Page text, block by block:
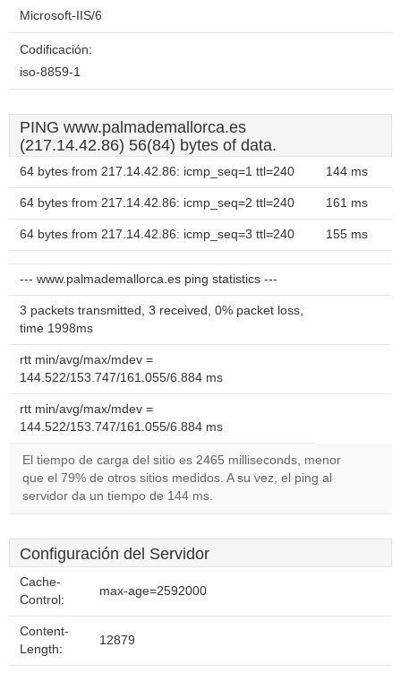
Microsoft-IIS/6
Codificación:
iso-8859-1
PING www.palmademallorca.es
(217.14.42.86) 56(84) bytes of data.
64 bytes from 217.14.42.86: icmp_seq=1 ttl=240 144 ms
64 bytes from 217.14.42.86: icmp_seq=2 ttl=240 161 ms
64 bytes from 217.14.42.86: icmp_seq=3 ttl=240 155 ms
--- www.palmademallorca.es ping statistics ---
3 packets transmitted, 3 received, 0% packet loss,
time 1998ms
rtt min/avg/max/mdev =
144.522/153.747/161.055/6.884 ms
rtt min/avg/max/mdev =
144.522/153.747/161.055/6.884 ms
El tiempo de carga del sitio es 2465 milliseconds, menor
que el 79% de otros sitios medidos. A su vez, el ping al
servidor da un tiempo de 144 ms.
Configuración del Servidor
Cache-
Control:
max-age=2592000
Content-
Length:
12879